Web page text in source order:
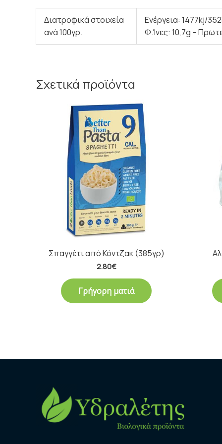
Διατροφικά στοιχεία
ανά 100γρ.
Ενέργεια: 1477kj/
Φ.Ίνες: 10,7g –
Σχετικά προϊόντα
Σπαγγέτι από Κόντζακ (385γρ)
2.80€
Γρήγορη ματιά